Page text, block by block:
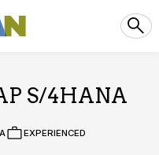
S/4HANA
EXPERIENCED